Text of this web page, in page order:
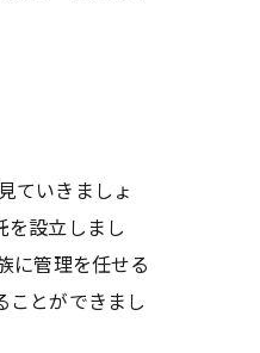
ていきましょ
を設立しまし
に管理を任せる
ことができまし